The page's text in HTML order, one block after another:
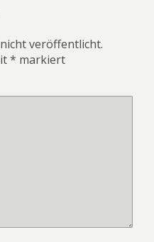
veröffentlicht.
* markiert